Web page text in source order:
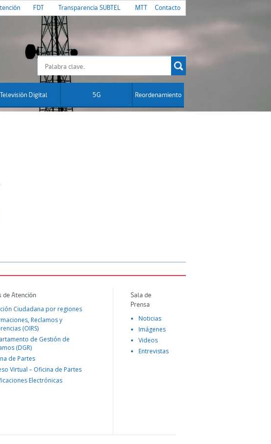
FDT Transparencia SUBTEL MTT Contacto
Televisión Digital 5G Reordenamiento
de Atención
Ciudadana por regiones
Reclamos y
(OIRS)
de Gestión de
(DGR)
de Partes
Virtual – Oficina de Partes
Electrónicas
Sala de
Prensa
Noticias
Imágenes
Videos
Entrevistas